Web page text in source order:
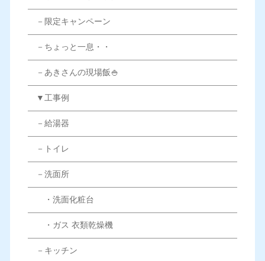
－限定キャンペーン
－ちょっと一息・・
－あきさんの現場飯🍚
▼工事例
－給湯器
－トイレ
－洗面所
・洗面化粧台
・ガス 衣類乾燥機
－キッチン